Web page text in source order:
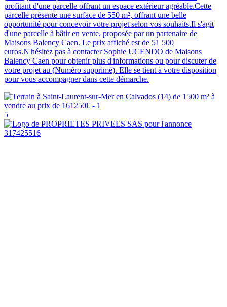
profitant d'une parcelle offrant un espace extérieur agréable.Cette
parcelle présente une surface de 550 m², offrant une belle
opportunité pour concevoir votre projet selon vos souhaits.Il s'agit
d'une parcelle à bâtir en vente, proposée par un partenaire de
Maisons Balency Caen. Le prix affiché est de 51 500
euros.N'hésitez pas à contacter Sophie UCENDO de Maisons
Balency Caen pour obtenir plus d'informations ou pour discuter de
votre projet au (Numéro supprimé). Elle se tient à votre disposition
pour vous accompagner dans cette démarche.
5